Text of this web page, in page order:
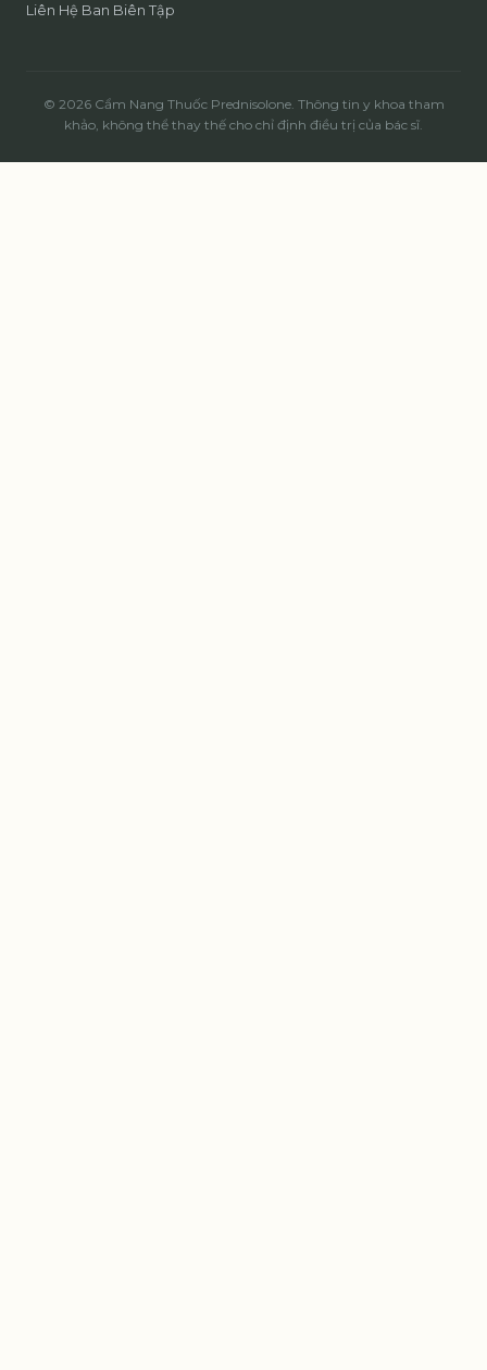
Liên Hệ Ban Biên Tập
© 2026 Cẩm Nang Thuốc Prednisolone. Thông tin y khoa tham
khảo, không thể thay thế cho chỉ định điều trị của bác sĩ.